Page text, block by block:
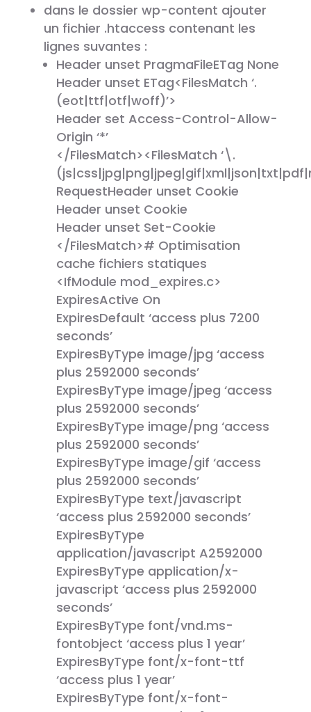
dans le dossier wp-content ajouter
un fichier .htaccess contenant les
lignes suvantes :
Header unset PragmaFileETag None
Header unset ETag<FilesMatch ‘.
(eot|ttf|otf|woff)’>
Header set Access-Control-Allow-
Origin ‘*’
</FilesMatch><FilesMatch ‘\.
RequestHeader unset Cookie
Header unset Cookie
Header unset Set-Cookie
</FilesMatch># Optimisation
cache fichiers statiques
<IfModule mod_expires.c>
ExpiresActive On
ExpiresDefault ‘access plus 7200
seconds’
ExpiresByType image/jpg ‘access
plus 2592000 seconds’
ExpiresByType image/jpeg ‘access
plus 2592000 seconds’
ExpiresByType image/png ‘access
plus 2592000 seconds’
ExpiresByType image/gif ‘access
plus 2592000 seconds’
ExpiresByType text/javascript
‘access plus 2592000 seconds’
ExpiresByType
application/javascript A2592000
ExpiresByType application/x-
javascript ‘access plus 2592000
seconds’
ExpiresByType font/vnd.ms-
fontobject ‘access plus 1 year’
ExpiresByType font/x-font-ttf
‘access plus 1 year’
ExpiresByType font/x-font-